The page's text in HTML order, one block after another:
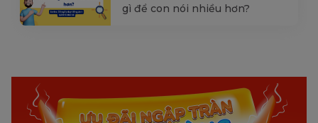
gì để con nói nhiều hơn?